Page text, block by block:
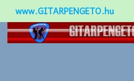
www.GITARPENGETO.hu
Népszerű-